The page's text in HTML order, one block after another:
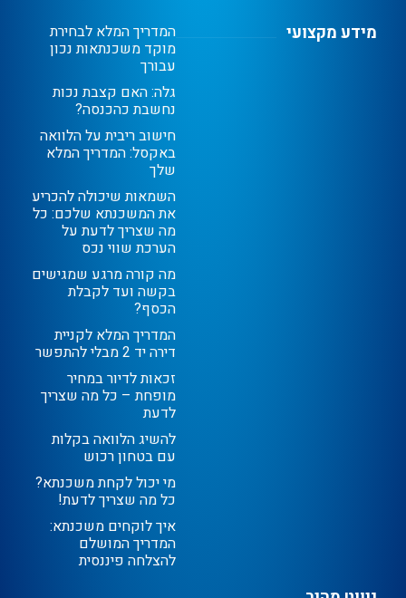
מידע מקצועי המדריך המלא לבחירת
מוקד משכנתאות נכון
עבורך
גלה: האם קצבת נכות
נחשבת כהכנסה?
חישוב ריבית על הלוואה
באקסל: המדריך המלא
שלך
השמאות שיכולה להכריע
את המשכנתא שלכם: כל
מה שצריך לדעת על
הערכת שווי נכס
מה קורה מרגע שמגישים
בקשה ועד לקבלת
הכסף?
המדריך המלא לקניית
דירה יד 2 מבלי להתפשר
זכאות לדיור במחיר
מופחת – כל מה שצריך
לדעת
להשיג הלוואה בקלות
עם בטחון רכוש
מי יכול לקחת משכנתא?
כל מה שצריך לדעת!
איך לוקחים משכנתא:
המדריך המושלם
להצלחה פיננסית